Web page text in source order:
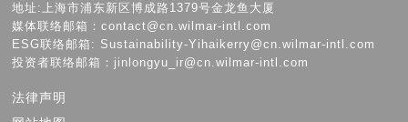
地址:上海市浦东新区博成路1379号金龙鱼大厦
媒体联络邮箱：contact@cn.wilmar-intl.com
ESG联络邮箱: Sustainability-Yihaikerry@cn.wilmar-intl.com
投资者联络邮箱：jinlongyu_ir@cn.wilmar-intl.com
法律声明